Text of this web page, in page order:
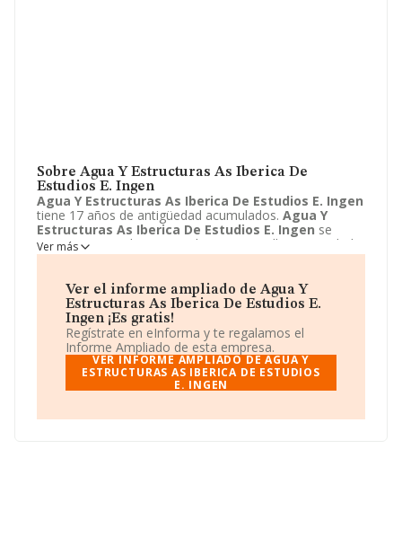
Sobre Agua Y Estructuras As Iberica De
Estudios E. Ingen
Agua Y Estructuras As Iberica De Estudios E. Ingen
tiene 17 años de antigüedad acumulados. Agua Y
Estructuras As Iberica De Estudios E. Ingen se
encuentra en Urbanizacion la Cartuja, null. Su actividad
CNAE está incluida en 9499 - Otras actividades
Estudios E. Ingenestá registrada como Unión
temporal de empresas.
Ver más
Ver el informe ampliado de Agua Y
Estructuras As Iberica De Estudios E.
Ingen ¡Es gratis!
Regístrate en eInforma y te regalamos el
Informe Ampliado de esta empresa.
VER INFORME AMPLIADO DE AGUA Y
ESTRUCTURAS AS IBERICA DE ESTUDIOS
E. INGEN